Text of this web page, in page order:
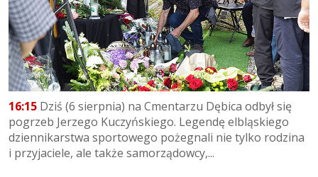
16:15 Dziś (6 sierpnia) na Cmentarzu Dębica odbył się
pogrzeb Jerzego Kuczyńskiego. Legendę elbląskiego
dziennikarstwa sportowego pożegnali nie tylko rodzina
i przyjaciele, ale także samorządowcy,...